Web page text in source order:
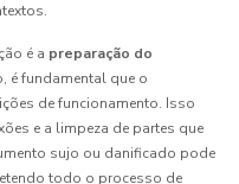
é a preparação do
é fundamental que o
de funcionamento. Isso
e a limpeza de partes que
sujo ou danificado pode
todo o processo de